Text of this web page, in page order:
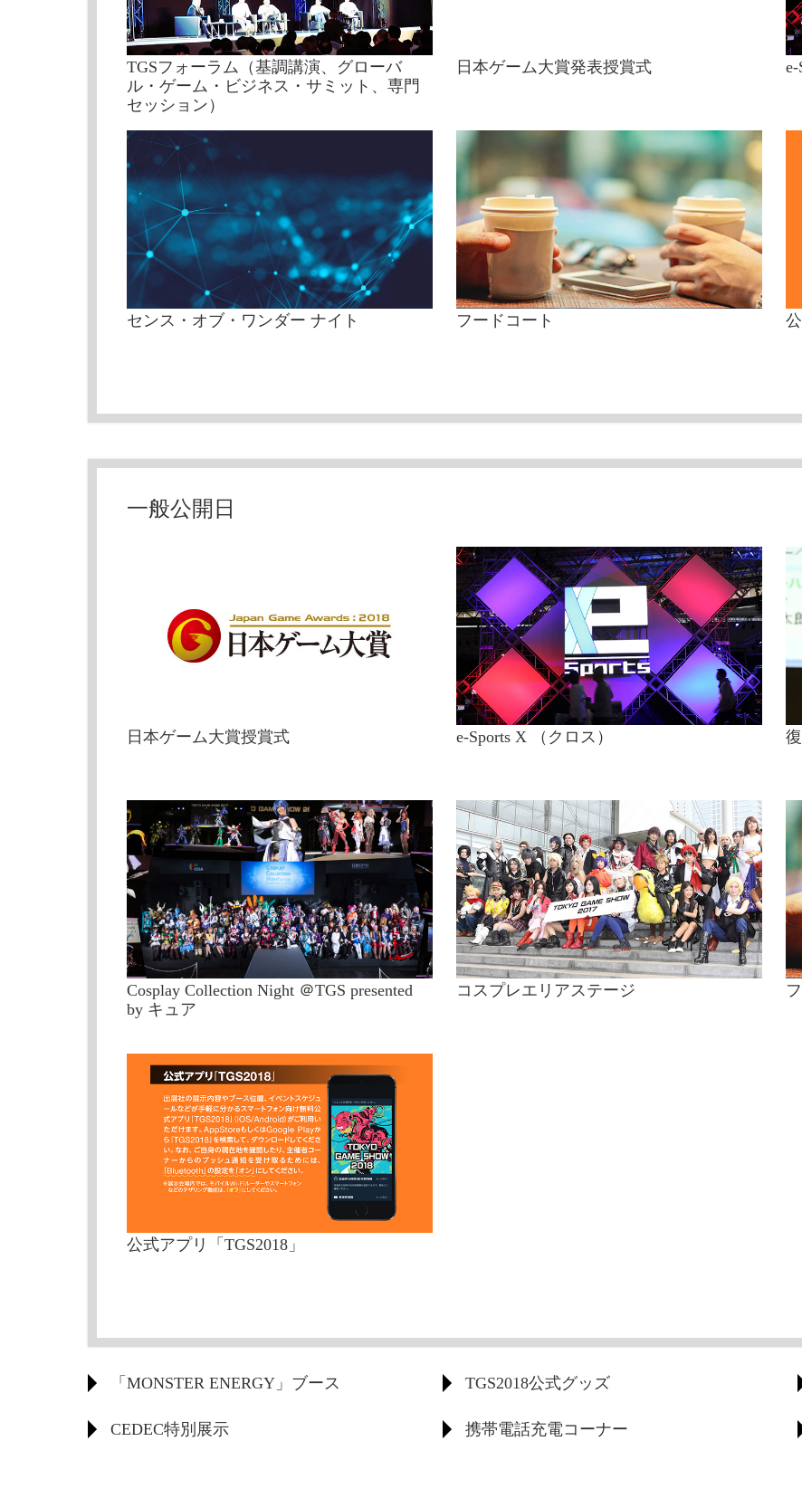
TGSフォーラム（基調講演、グローバ
ル・ゲーム・ビジネス・サミット、専門
セッション）
日本ゲーム大賞発表授賞式
センス・オブ・ワンダー ナイト フードコート
一般公開日
日本ゲーム大賞授賞式 e‐Sports X （クロス）
Cosplay Collection Night ＠TGS presented
by キュア
コスプレエリアステージ
公式アプリ「TGS2018」
「MONSTER ENERGY」ブース TGS2018公式グッズ
CEDEC特別展示 携帯電話充電コーナー